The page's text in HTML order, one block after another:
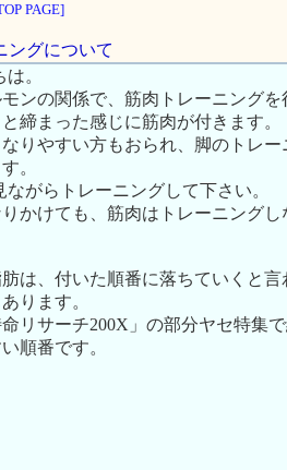
PAGE]
ングについて
。
ンの関係で、筋肉トレーニング
締まった感じに筋肉が付きます。
りやすい方もおられ、脚のトレ
。
がらトレーニングして下さい。
かけても、筋肉はトレーニング
は、付いた順番に落ちていくと
ります。
リサーチ200X」の部分ヤセ特集
順番です。